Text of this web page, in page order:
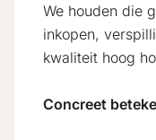
We houden die
inkopen,
kwaliteit hoog
Concreet